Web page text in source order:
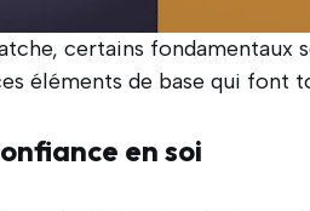
certains fondamentaux
éléments de base qui font
en soi